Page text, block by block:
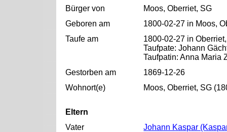
Bürger von
Moos, Oberriet, SG
Geboren am
1800-02-27 in Moos,
Taufe am
1800-02-27 in
Taufpate: Johann
Taufpatin: Anna Maria
Gestorben am
1869-12-26
Wohnort(e)
Moos, Oberriet, SG
Eltern
Vater
Johann Kaspar